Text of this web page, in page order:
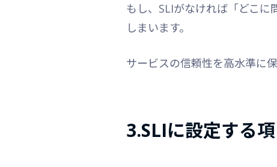
もし、SLIがなければ「どこ
しまいます。
サービスの信頼性を高水準に
3.SLIに設定する